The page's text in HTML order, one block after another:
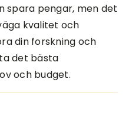
spara pengar, men det
kvalitet och
din forskning och
det bästa
och budget.